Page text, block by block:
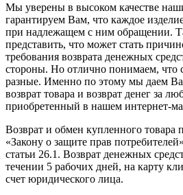
Мы уверены в высоком качестве
гарантируем Вам, что каждое
при надлежащем с ним обращении.
представить, что может стать
требования возврата денежных
стороны. Но отлично понимаем, что
разные. Именно по этому мы даем
возврат товара и возврат денег за
приобретенный в нашем интернет-
Возврат и обмен купленного товара
«Закону о защите прав
статьи 26.1. Возврат денежных
течении 5 рабочих дней, на карту
счет юридического лица.